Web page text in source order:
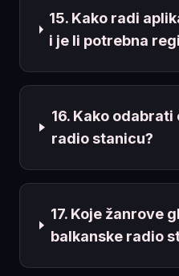
15. Kako radi
i je li potrebna
16. Kako
radio stanicu?
17. Koje žanrove
balkanske radio